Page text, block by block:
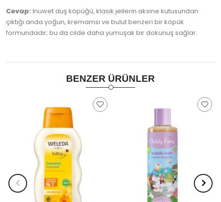
Cevap: Inuwet duş köpüğü, klasik jellerin aksine kutusundan
çıktığı anda yoğun, kremamsı ve bulut benzeri bir köpük
formundadır; bu da cilde daha yumuşak bir dokunuş sağlar.
BENZER ÜRÜNLER